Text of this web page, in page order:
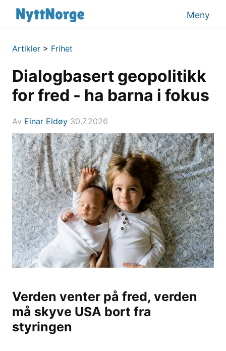
Meny
Artikler > Frihet
Dialogbasert geopolitikk
for fred - ha barna i fokus
Av Einar Eldøy 30.7.2026
Verden venter på fred, verden
må skyve USA bort fra
styringen